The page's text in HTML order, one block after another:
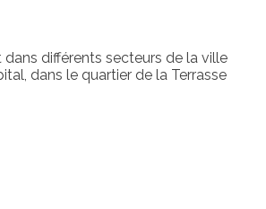
différents secteurs de la ville
dans le quartier de la Terrasse